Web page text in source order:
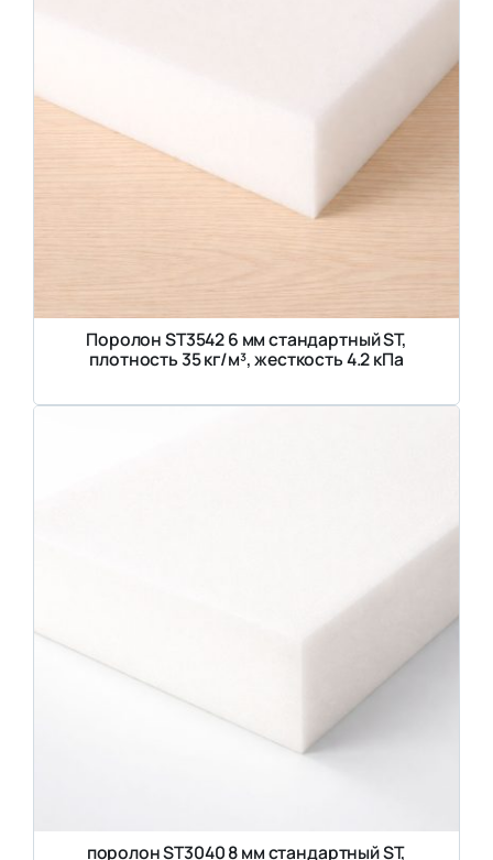
Поролон ST3542 6 мм стандартный ST,
плотность 35 кг/м³, жесткость 4.2 кПа
поролон ST3040 8 мм стандартный ST,